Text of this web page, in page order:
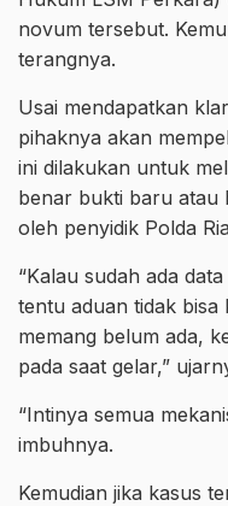
novum tersebut.
terangnya.
Usai mendapatkan
pihaknya akan
ini dilakukan untuk
benar bukti baru atau
oleh penyidik Polda
“Kalau sudah ada
tentu aduan tidak bisa
memang belum ada,
pada saat gelar,”
“Intinya semua
imbuhnya.
Kemudian jika kasus